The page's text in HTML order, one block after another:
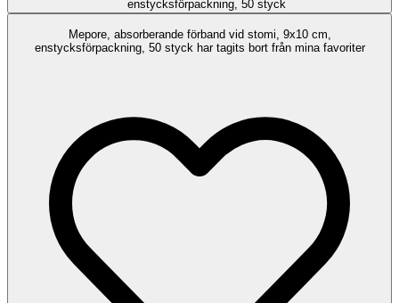
Mepore, absorberande förband vid stomi, 9x10 cm,
enstycksförpackning, 50 styck har tagits bort från mina favoriter